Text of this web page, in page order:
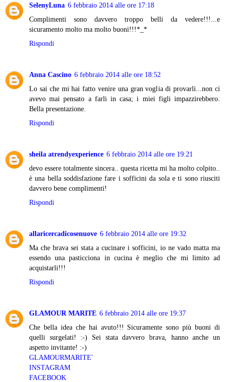
SelenyLuna 6 febbraio 2014 alle ore 17:18
Complimenti sono davvero troppo belli da vedere!!!...e
sicuramento molto ma molto buoni!!!*_*
Rispondi
Anna Cascino 6 febbraio 2014 alle ore 18:52
Lo sai che mi hai fatto venire una gran voglia di provarli...non ci
avevo mai pensato a farli in casa; i miei figli impazzirebbero.
Bella presentazione.
Rispondi
sheila atrendyexperience 6 febbraio 2014 alle ore 19:21
devo essere totalmente sincera.. questa ricetta mi ha molto colpito..
è una bella soddisfazione fare i sofficini da sola e ti sono riusciti
davvero bene complimenti!
Rispondi
allaricercadicosenuove 6 febbraio 2014 alle ore 19:32
Ma che brava sei stata a cucinare i sofficini, io ne vado matta ma
essendo una pasticciona in cucina è meglio che mi limito ad
acquistarli!!!
Rispondi
GLAMOUR MARITE 6 febbraio 2014 alle ore 19:37
Che bella idea che hai avuto!!! Sicuramente sono più buoni di
quelli surgelati! :-) Sei stata davvero brava, hanno anche un
aspetto invitante! :-)
GLAMOURMARITE'
INSTAGRAM
FACEBOOK